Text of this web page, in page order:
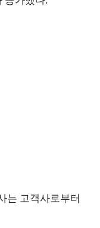
는 고객사로부터